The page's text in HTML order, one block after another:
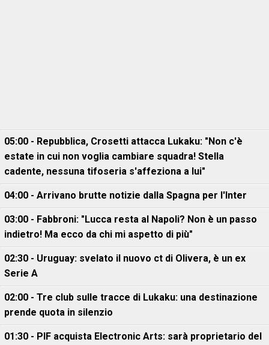
05:00 - Repubblica, Crosetti attacca Lukaku: "Non c'è
estate in cui non voglia cambiare squadra! Stella
cadente, nessuna tifoseria s'affeziona a lui"
04:00 - Arrivano brutte notizie dalla Spagna per l'Inter
03:00 - Fabbroni: "Lucca resta al Napoli? Non è un passo
indietro! Ma ecco da chi mi aspetto di più"
02:30 - Uruguay: svelato il nuovo ct di Olivera, è un ex
Serie A
02:00 - Tre club sulle tracce di Lukaku: una destinazione
prende quota in silenzio
01:30 - PIF acquista Electronic Arts: sarà proprietario del